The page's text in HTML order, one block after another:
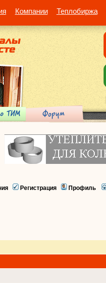
Компании Теплобиржа
Регистрация Профиль